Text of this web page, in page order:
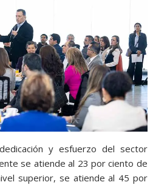
y esfuerzo del sector
se atiende al 23 por ciento de
superior, se atiende al 45 por